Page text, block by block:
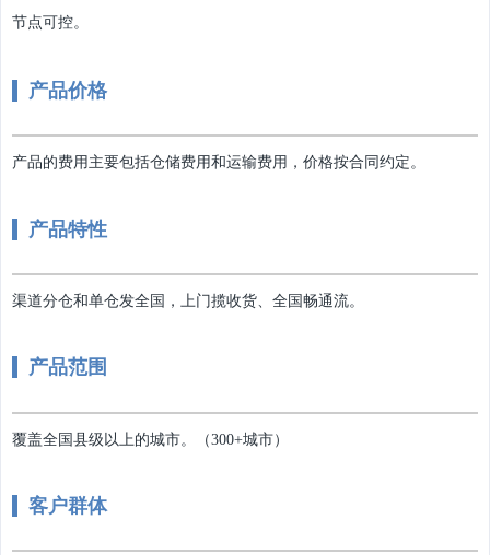
节点可控。
产品价格
产品的费用主要包括仓储费用和运输费用，价格按合同约定。
产品特性
渠道分仓和单仓发全国，上门揽收货、全国畅通流。
产品范围
覆盖全国县级以上的城市。（300+城市）
客户群体